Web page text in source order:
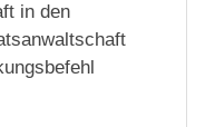
in den